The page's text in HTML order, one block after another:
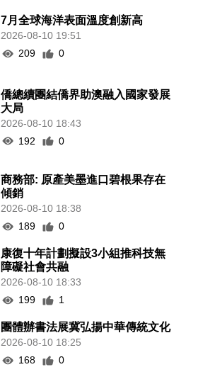
7月全球海洋表面溫度創新高
2026-08-10 19:51
209
0
僑總續團結僑界助澳融入國家發展
大局
2026-08-10 18:43
192
0
商務部: 原產美墨進口碧根果存在
傾銷
2026-08-10 18:38
189
0
康復十年計劃擬設3小組推科技無
障礙社會共融
2026-08-10 18:33
199
1
團體辦書法展冀弘揚中華傳統文化
2026-08-10 18:25
168
0